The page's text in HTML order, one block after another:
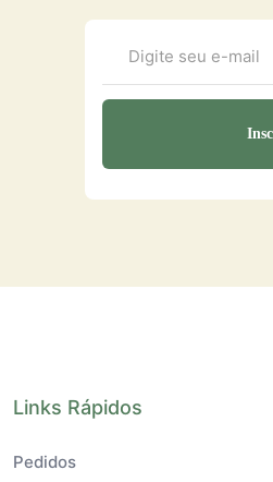
Links Rápidos
Pedidos